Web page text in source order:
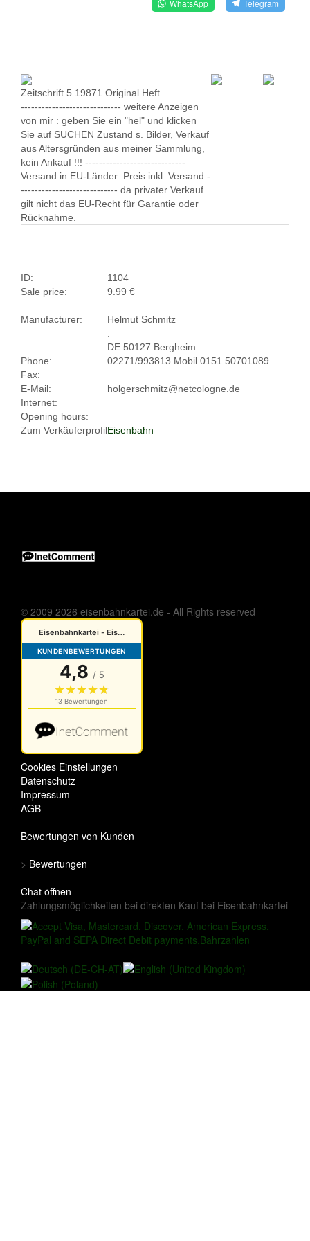
WhatsApp Telegram
Zeitschrift 5 19871 Original Heft
----------------------------- weitere Anzeigen
von mir : geben Sie ein "hel" und klicken
Sie auf SUCHEN Zustand s. Bilder, Verkauf
aus Altersgründen aus meiner Sammlung,
kein Ankauf !!! -----------------------------
Versand in EU-Länder: Preis inkl. Versand -
---------------------------- da privater Verkauf
gilt nicht das EU-Recht für Garantie oder
Rücknahme.
ID:
1104
Sale price:
9.99 €
Manufacturer:
Helmut Schmitz
DE 50127 Bergheim
Phone:
02271/993813 Mobil 0151 50701089
Fax:
E-Mail:
holgerschmitz@netcologne.de
Internet:
Opening hours:
Zum VerkäuferprofilEisenbahn
© 2009 2026 eisenbahnkartei.de - All Rights reserved
Cookies Einstellungen
Datenschutz
Impressum
AGB
Bewertungen von Kunden
> Bewertungen
Chat öffnen
Zahlungsmöglichkeiten bei direkten Kauf bei Eisenbahnkartei